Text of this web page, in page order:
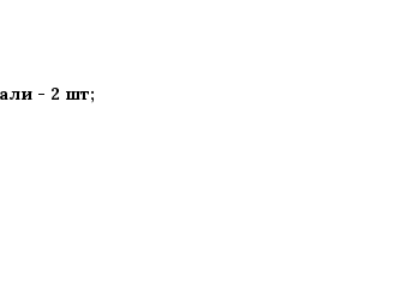
- 2 шт;